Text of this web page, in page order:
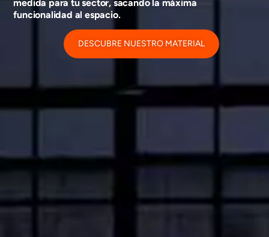
medida para tu sector, sacando la máxima
funcionalidad al espacio.
DESCUBRE NUESTRO MATERIAL